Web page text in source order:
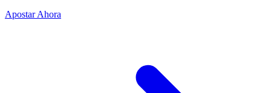
Apostar Ahora